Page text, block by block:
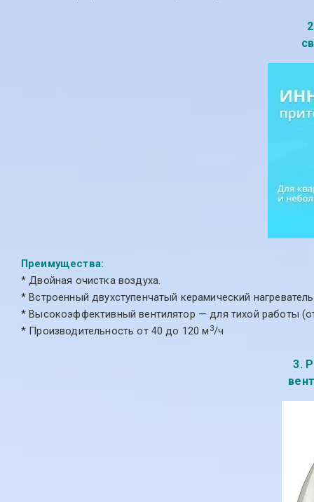
Преимущества:
* Двойная очистка воздуха.
* Встроенный двухступенчатый керамический
* Высокоэффективный вентилятор — для тихой работы
* Производительность от 40 до 120 м 3/ч
3.